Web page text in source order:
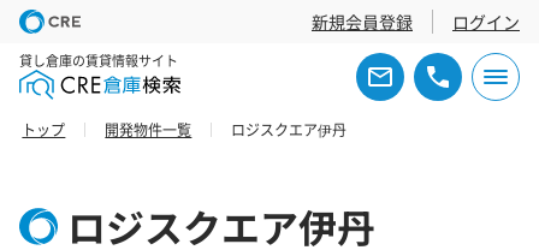
新規会員登録 ログイン
貸し倉庫の賃貸情報サイト
トップ 開発物件一覧 ロジスクエア伊丹
ロジスクエア伊丹